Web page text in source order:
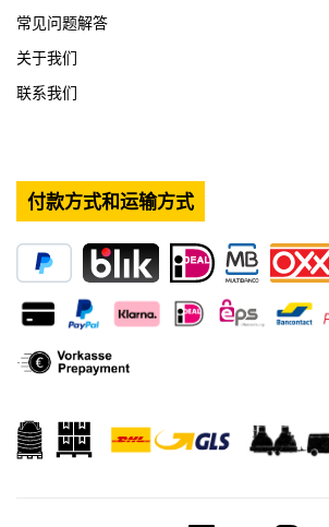
常见问题解答
关于我们
联系我们
付款方式和运输方式